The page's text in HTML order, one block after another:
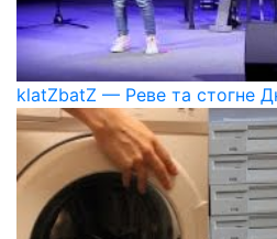
klatZbatZ — Реве та стогне